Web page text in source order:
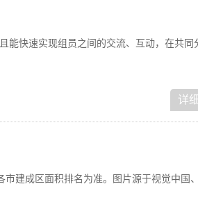
能快速实现组员之间的交流、互动，在共同
详
建成区面积排名为准。图片源于视觉中国